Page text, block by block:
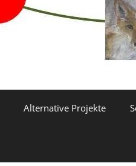
Alternative Projekte